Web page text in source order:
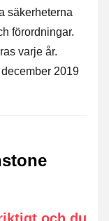
säkerheterna
förordningar.
varje år.
2019